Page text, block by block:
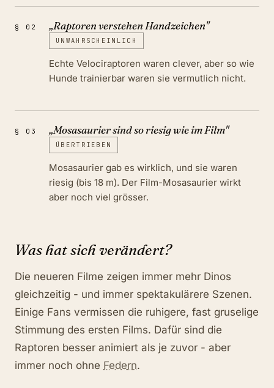
§ 02 „Raptoren verstehen Handzeichen"
UNWAHRSCHEINLICH
Echte Velociraptoren waren clever, aber so wie
Hunde trainierbar waren sie vermutlich nicht.
§ 03 „Mosasaurier sind so riesig wie im Film"
ÜBERTRIEBEN
Mosasaurier gab es wirklich, und sie waren
riesig (bis 18 m). Der Film-Mosasaurier wirkt
aber noch viel grösser.
Was hat sich verändert?
Die neueren Filme zeigen immer mehr Dinos
gleichzeitig - und immer spektakulärere Szenen.
Einige Fans vermissen die ruhigere, fast gruselige
Stimmung des ersten Films. Dafür sind die
Raptoren besser animiert als je zuvor - aber
immer noch ohne Federn.